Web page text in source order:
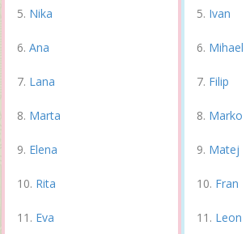
Nika
Ana
Lana
Marta
Elena
Rita
Eva
Ivan
Mihael
Filip
Marko
Matej
Fran
Leon